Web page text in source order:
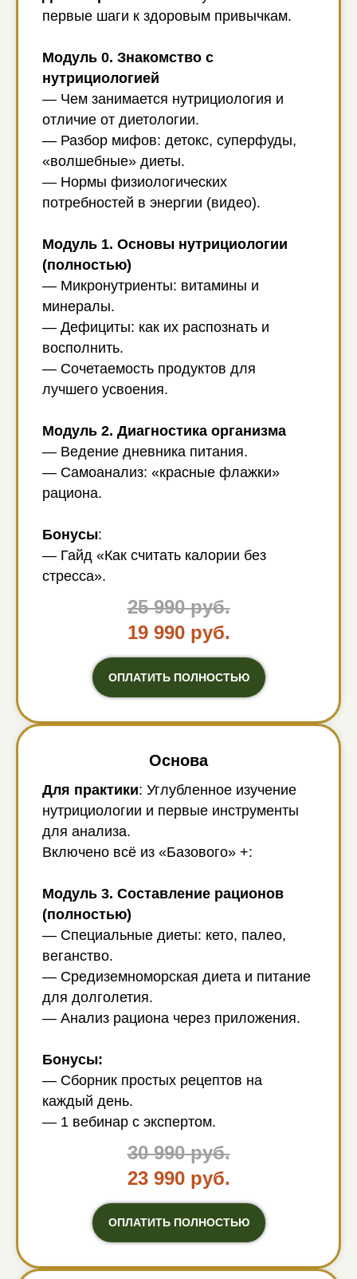
первые шаги к здоровым привычкам.
Модуль 0. Знакомство с
нутрициологией
— Чем занимается нутрициология и
отличие от диетологии.
— Разбор мифов: детокс, суперфуды,
«волшебные» диеты.
— Нормы физиологических
потребностей в энергии (видео).
Модуль 1. Основы нутрициологии
(полностью)
— Микронутриенты: витамины и
минералы.
— Дефициты: как их распознать и
восполнить.
— Сочетаемость продуктов для
лучшего усвоения.
Модуль 2. Диагностика организма
— Ведение дневника питания.
— Самоанализ: «красные флажки»
рациона.
Бонусы:
— Гайд «Как считать калории без
стресса».
25 990 руб.
19 990 руб.
ОПЛАТИТЬ ПОЛНОСТЬЮ
Основа
Для практики: Углубленное изучение
нутрициологии и первые инструменты
для анализа.
Включено всё из «Базового» +:
Модуль 3. Составление рационов
(полностью)
— Специальные диеты: кето, палео,
веганство.
— Средиземноморская диета и питание
для долголетия.
— Анализ рациона через приложения.
Бонусы:
— Сборник простых рецептов на
каждый день.
— 1 вебинар с экспертом.
30 990 руб.
23 990 руб.
ОПЛАТИТЬ ПОЛНОСТЬЮ